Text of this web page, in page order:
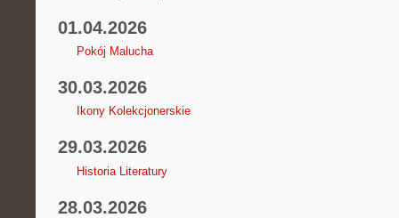
01.04.2026
Pokój Malucha
30.03.2026
Ikony Kolekcjonerskie
29.03.2026
Historia Literatury
28.03.2026